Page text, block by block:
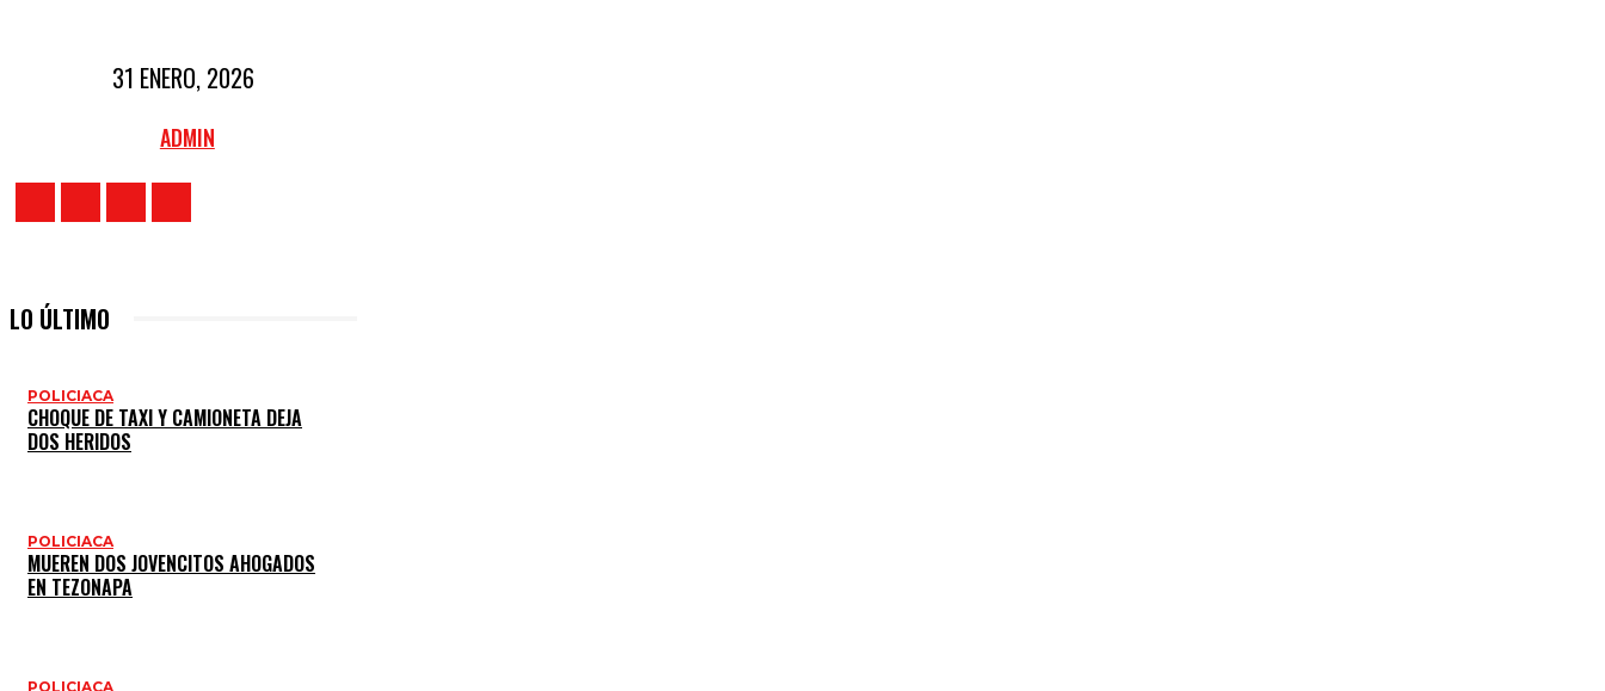
31 ENERO, 2026
ADMIN
LO ÚLTIMO
POLICIACA
CHOQUE DE TAXI Y CAMIONETA DEJA
DOS HERIDOS
POLICIACA
MUEREN DOS JOVENCITOS AHOGADOS
EN TEZONAPA
POLICIACA